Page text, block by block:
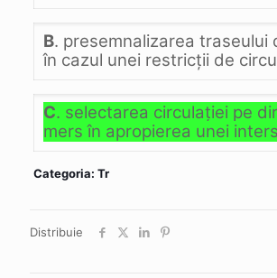
B. presemnalizarea traseului
în cazul unei restricţii de
C. selectarea circulaţiei pe
mers în apropierea unei
Categoria: Tr
Distribuie